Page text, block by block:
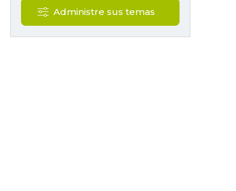
Administre sus temas